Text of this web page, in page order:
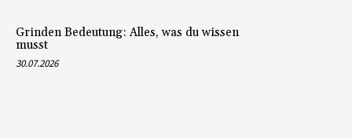
Grinden Bedeutung: Alles, was du wissen
musst
30.07.2026